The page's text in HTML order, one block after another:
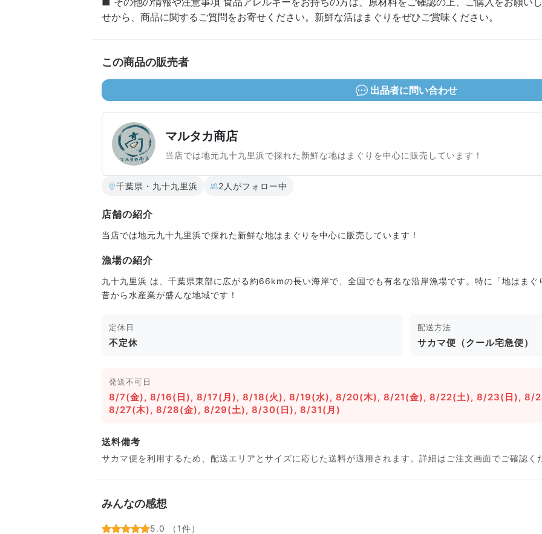
せから、商品に関するご質問をお寄せください。新鮮な活はまぐりをぜひご賞味ください。
この商品の販売者
出品者に問い合わせ
マルタカ商店
当店では地元九十九里浜で採れた新鮮な地はまぐりを中心に販売しています！
千葉県・九十九里浜 2人がフォロー中
店舗の紹介
当店では地元九十九里浜で採れた新鮮な地はまぐりを中心に販売しています！
漁場の紹介
九十九里浜 は、千葉県東部に広がる約66kmの長い海岸で、全国でも有名な沿岸漁場です。特に「地はま
昔から水産業が盛んな地域です！
定休日
不定休
配送方法
サカマ便（クール宅急便）
発送不可日
8/7(金), 8/16(日), 8/17(月), 8/18(火), 8/19(水), 8/20(木), 8/21(金), 8/22(土), 8/23(日), 8/
8/27(木), 8/28(金), 8/29(土), 8/30(日), 8/31(月)
送料備考
サカマ便を利用するため、配送エリアとサイズに応じた送料が適用されます。詳細はご注文画面でご確認く
みんなの感想
5.0 （1件）